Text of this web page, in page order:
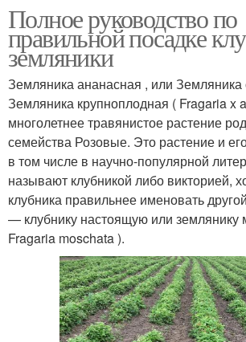
Полное руководство по
правильной посадке
земляники
Земляника ананасная , или Земляника
Земляника крупноплодная ( Fragaria x
многолетнее травянистое растение
семейства Розовые. Это растение и
в том числе в научно-популярной
называют клубникой либо викторией,
клубника правильнее именовать
— клубнику настоящую или землянику
Fragaria moschata ).